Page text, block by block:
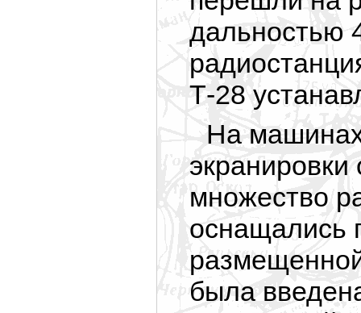
дальностью
Т-28
На машинах
множество
оснащались
была